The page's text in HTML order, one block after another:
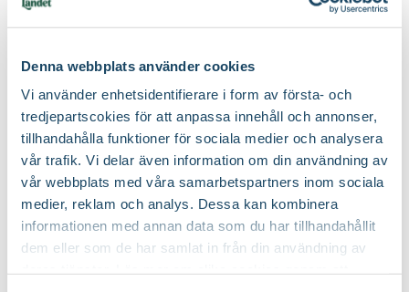
Denna webbplats använder cookies
Vi använder enhetsidentifierare i form av första- och
tredjepartscokies för att anpassa innehåll och annonser,
tillhandahålla funktioner för sociala medier och analysera
vår trafik. Vi delar även information om din användning av
vår webbplats med våra samarbetspartners inom sociala
medier, reklam och analys. Dessa kan kombinera
informationen med annan data som du har tillhandahållit
dem eller som de har samlat in från din användning av
Hasselfors Ros &
perennjord
Hasselfors Garden
7990
Välj butik
Hasselfors P-
Jord/Planteringsjord
Hasselfors Garden
8990
Välj butik